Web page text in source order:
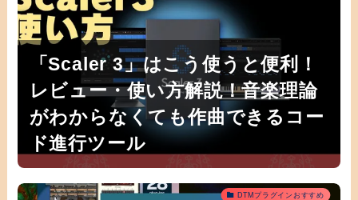
「Scaler 3」はこう使うと便利！
レビュー・使い方解説！音楽理論
がわからなくても作曲できるコー
ド進行ツール
DTMプラグインおすすめ